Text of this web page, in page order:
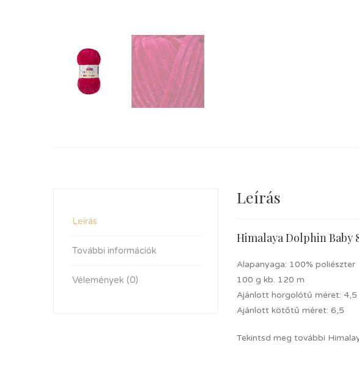
Leírás
További információk
Vélemények (0)
Leírás
Himalaya Dolphin Baby
Alapanyaga: 100% poliészter
100 g kb. 120 m
Ajánlott horgolótű méret: 4,5
Ajánlott kötőtű méret: 6,5
Tekintsd meg további